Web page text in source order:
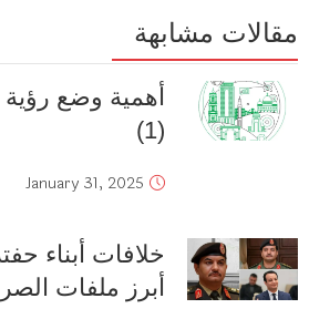
مقالات مشابهة
أهمية وضع رؤية
(1)
January 31, 2025
خلافات أبناء
أبرز ملفات